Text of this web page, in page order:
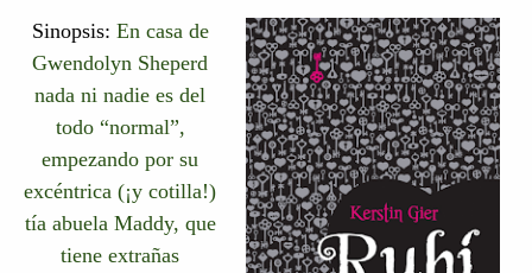
Sinopsis: En casa de
Gwendolyn Sheperd
nada ni nadie es del
todo “normal”,
empezando por su
excéntrica (¡y cotilla!)
tía abuela Maddy, que
tiene extrañas